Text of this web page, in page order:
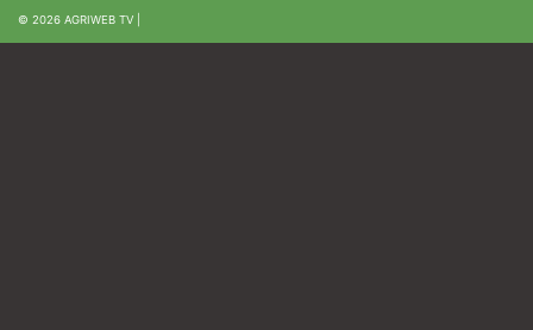
© 2026 AGRIWEB TV